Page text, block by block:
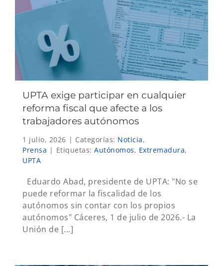
UPTA exige participar en cualquier
reforma fiscal que afecte a los
trabajadores autónomos
1 julio, 2026 | Categorías: Noticia,
Prensa | Etiquetas: Autónomos, Extremadura,
UPTA
Eduardo Abad, presidente de UPTA: "No se
puede reformar la fiscalidad de los
autónomos sin contar con los propios
autónomos" Cáceres, 1 de julio de 2026.- La
Unión de [...]